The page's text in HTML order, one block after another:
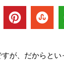
が、だからと